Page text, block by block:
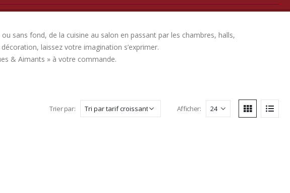
sans fond, de la cuisine au salon en passant par les chambres, halls,
laissez votre imagination s’exprimer.
& Aimants » à votre commande.
Trier par: Afficher: